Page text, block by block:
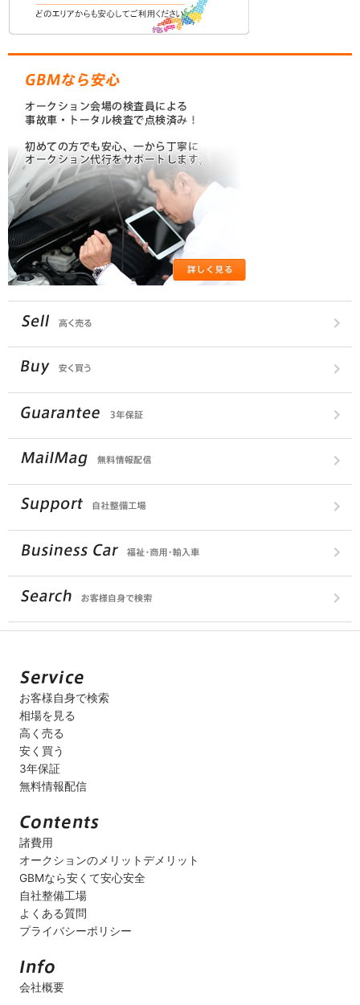
お客様自身で検索
相場を見る
高く売る
安く買う
3年保証
無料情報配信
諸費用
オークションのメリットデメリット
GBMなら安くて安心安全
自社整備工場
よくある質問
プライバシーポリシー
会社概要